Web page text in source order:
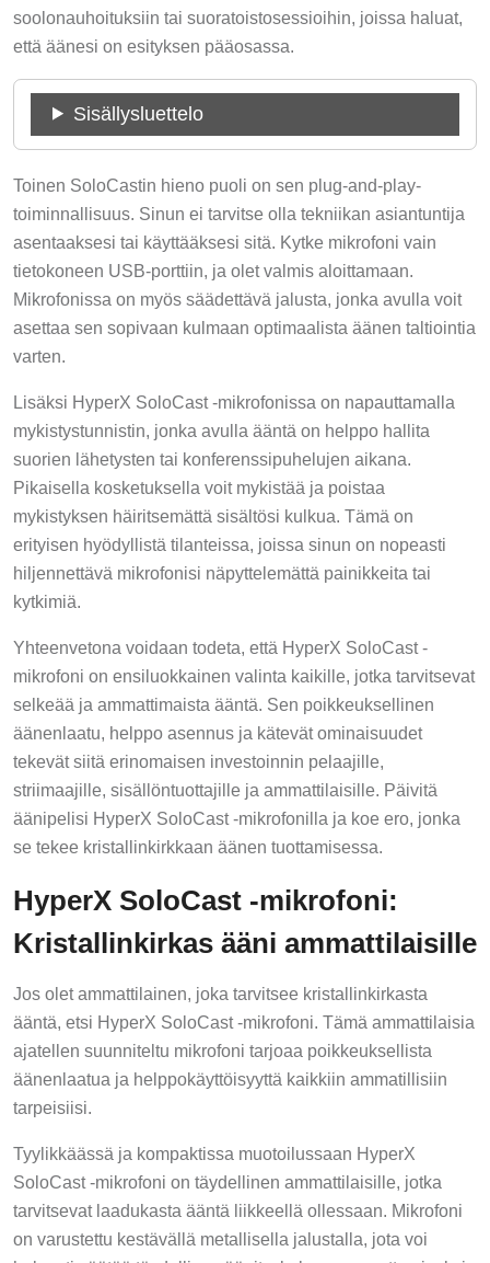
soolonauhoituksiin tai suoratoistosessioihin, joissa haluat,
että äänesi on esityksen pääosassa.
Sisällysluettelo
Toinen SoloCastin hieno puoli on sen plug-and-play-
toiminnallisuus. Sinun ei tarvitse olla tekniikan asiantuntija
asentaaksesi tai käyttääksesi sitä. Kytke mikrofoni vain
tietokoneen USB-porttiin, ja olet valmis aloittamaan.
Mikrofonissa on myös säädettävä jalusta, jonka avulla voit
asettaa sen sopivaan kulmaan optimaalista äänen taltiointia
varten.
Lisäksi HyperX SoloCast -mikrofonissa on napauttamalla
mykistystunnistin, jonka avulla ääntä on helppo hallita
suorien lähetysten tai konferenssipuhelujen aikana.
Pikaisella kosketuksella voit mykistää ja poistaa
mykistyksen häiritsemättä sisältösi kulkua. Tämä on
erityisen hyödyllistä tilanteissa, joissa sinun on nopeasti
hiljennettävä mikrofonisi näpyttelemättä painikkeita tai
kytkimiä.
Yhteenvetona voidaan todeta, että HyperX SoloCast -
mikrofoni on ensiluokkainen valinta kaikille, jotka tarvitsevat
selkeää ja ammattimaista ääntä. Sen poikkeuksellinen
äänenlaatu, helppo asennus ja kätevät ominaisuudet
tekevät siitä erinomaisen investoinnin pelaajille,
striimaajille, sisällöntuottajille ja ammattilaisille. Päivitä
äänipelisi HyperX SoloCast -mikrofonilla ja koe ero, jonka
se tekee kristallinkirkkaan äänen tuottamisessa.
HyperX SoloCast -mikrofoni:
Kristallinkirkas ääni ammattilaisille
Jos olet ammattilainen, joka tarvitsee kristallinkirkasta
ääntä, etsi HyperX SoloCast -mikrofoni. Tämä ammattilaisia
ajatellen suunniteltu mikrofoni tarjoaa poikkeuksellista
äänenlaatua ja helppokäyttöisyyttä kaikkiin ammatillisiin
tarpeisiisi.
Tyylikkäässä ja kompaktissa muotoilussaan HyperX
SoloCast -mikrofoni on täydellinen ammattilaisille, jotka
tarvitsevat laadukasta ääntä liikkeellä ollessaan. Mikrofoni
on varustettu kestävällä metallisella jalustalla, jota voi